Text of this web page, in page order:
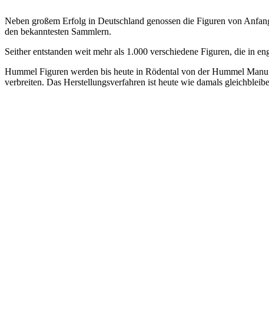
Neben großem Erfolg in Deutschland genossen die Figuren von
den bekanntesten Sammlern.
Seither entstanden weit mehr als 1.000 verschiedene Figuren, die in
Hummel Figuren werden bis heute in Rödental von der Hummel
verbreiten. Das Herstellungsverfahren ist heute wie damals